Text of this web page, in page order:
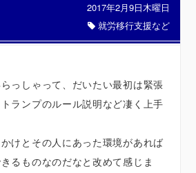
2017年2月9日木曜日
就労移行支援など
っしゃって、だいたい最初は緊張
ランプのルール説明など凄く上手
けとその人にあった環境があれば
るものなのだなと改めて感じま